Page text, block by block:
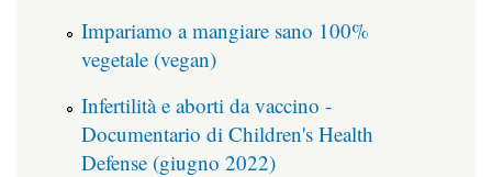
Impariamo a mangiare sano 100%
vegetale (vegan)
Infertilità e aborti da vaccino -
Documentario di Children's Health
Defense (giugno 2022)